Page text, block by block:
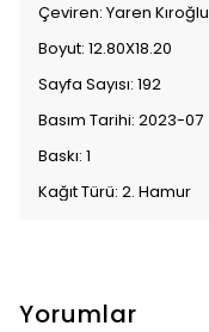
Çeviren: Yaren Kıroğlu
Boyut: 12.80X18.20
Sayfa Sayısı: 192
Basım Tarihi: 2023-07
Baskı: 1
Kağıt Türü: 2. Hamur
Yorumlar